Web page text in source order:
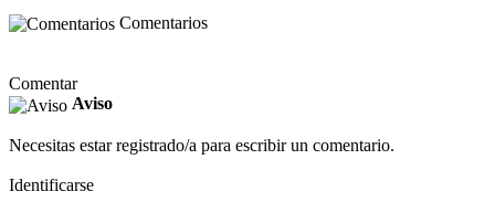
Comentarios
Comentar
Aviso
Necesitas estar registrado/a para escribir un comentario.
Identificarse